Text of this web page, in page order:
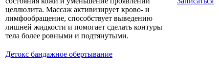
целлюлита. Массаж активизирует крово- и
лимфообращение, способствует выведению
лишней жидкости и помогает сделать контуры
тела более ровными и подтянутыми.
Детокс бандажное обертывание